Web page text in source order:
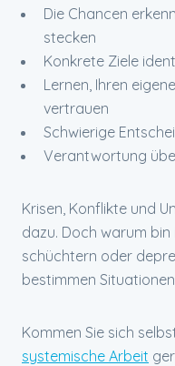
Die Chancen
stecken
Konkrete Ziele
Lernen, Ihren
vertrauen
Schwierige
Verantwortung
Krisen, Konflikte und
dazu. Doch warum
schüchtern oder
bestimmen
Kommen Sie sich
systemische Arbeit